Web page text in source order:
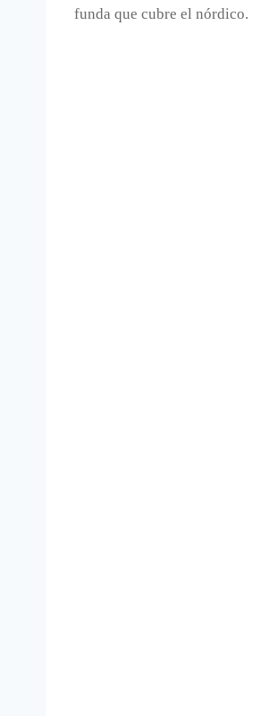
funda que cubre el nórdico.